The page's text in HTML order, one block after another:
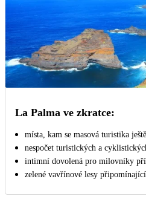
La Palma ve zkratce:
místa, kam se masová turistika
nespočet turistických a
intimní dovolená pro milovníky
zelené vavřínové lesy